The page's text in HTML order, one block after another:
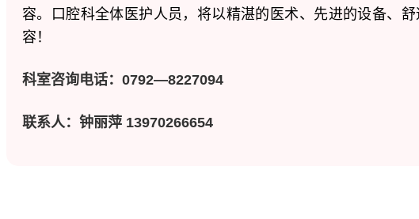
容。口腔科全体医护人员，将以精湛的医术、先进的设备、
容！
科室咨询电话： 0792—8227094
联系人：钟丽萍 13970266654